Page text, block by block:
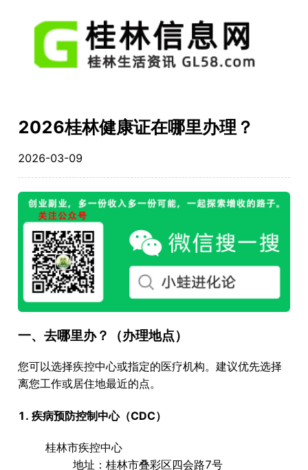
2026桂林健康证在哪里办理？
2026-03-09
一、去哪里办？（办理地点）
您可以选择疾控中心或指定的医疗机构。建议优先选择
离您工作或居住地最近的点。
1. 疾病预防控制中心（CDC）
桂林市疾控中心
地址：桂林市叠彩区四会路7号